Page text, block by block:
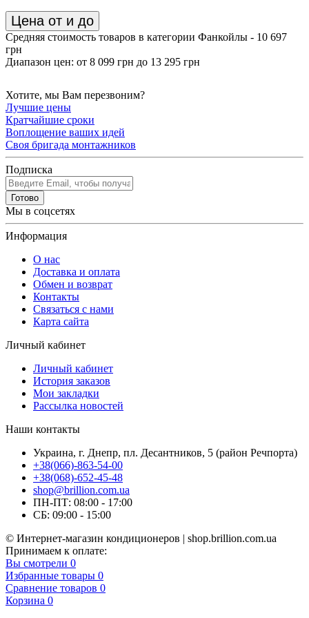
Цена от и до
Средняя стоимость товаров в категории Фанкойлы - 10 697
грн
Диапазон цен: от 8 099 грн до 13 295 грн
Хотите, мы Вам перезвоним?
Лучшие цены
Кратчайшие сроки
Воплощение ваших идей
Своя бригада монтажников
Подписка
Готово
Мы в соцсетях
Информация
О нас
Доставка и оплата
Обмен и возврат
Контакты
Связаться с нами
Карта сайта
Личный кабинет
Личный кабинет
История заказов
Мои закладки
Рассылка новостей
Наши контакты
Украина, г. Днепр, пл. Десантников, 5 (район Речпорта)
+38(066)-863-54-00
+38(068)-652-45-48
shop@brillion.com.ua
ПН-ПТ: 08:00 - 17:00
СБ: 09:00 - 15:00
© Интернет-магазин кондиционеров | shop.brillion.com.ua
Принимаем к оплате:
Вы смотрели 0
Избранные товары 0
Сравнение товаров 0
Корзина 0